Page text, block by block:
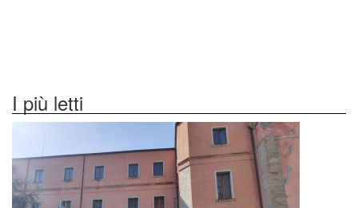
I più letti